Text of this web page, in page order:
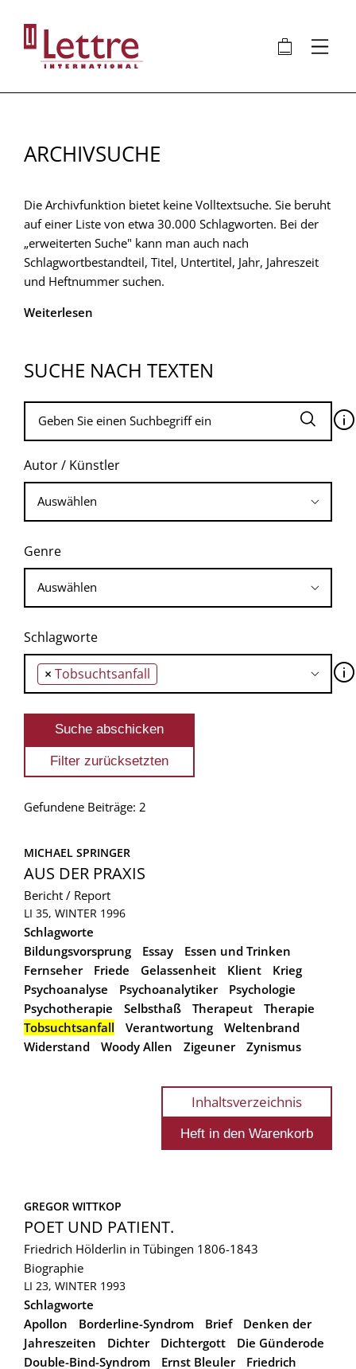
Inhalt
🛍 ⋮
ARCHIVSUCHE
Die Archivfunktion bietet keine Volltextsuche. Sie beruht
auf einer Liste von etwa 30.000 Schlagworten. Bei der
„erweiterten Suche" kann man auch nach
Schlagwortbestandteil, Titel, Untertitel, Jahr, Jahreszeit
und Heftnummer suchen.
Weiterlesen
SUCHE NACH TEXTEN
🛈
Autor / Künstler
Genre
Schlagworte
× Tobsuchtsanfall 🛈
Gefundene Beiträge: 2
MICHAEL SPRINGER
AUS DER PRAXIS
Bericht / Report
LI 35, WINTER 1996
Schlagworte
Bildungsvorsprung
Essay
Essen und Trinken
Fernseher
Friede Gelassenheit Klient
Krieg
Psychoanalyse
Psychoanalytiker
Psychologie
Psychotherapie
Selbsthaß Therapeut
Therapie
Tobsuchtsanfall
Verantwortung
Weltenbrand
Widerstand
Woody Allen Zigeuner Zynismus
Inhaltsverzeichnis
GREGOR WITTKOP
POET UND PATIENT.
Friedrich Hölderlin in Tübingen 1806-1843
Biographie
LI 23, WINTER 1993
Schlagworte
Apollon
Borderline-Syndrom Brief
Denken der
Jahreszeiten
Dichter Dichtergott
Die Günderode
Double-Bind-Syndrom
Ernst Bleuler
Friedrich